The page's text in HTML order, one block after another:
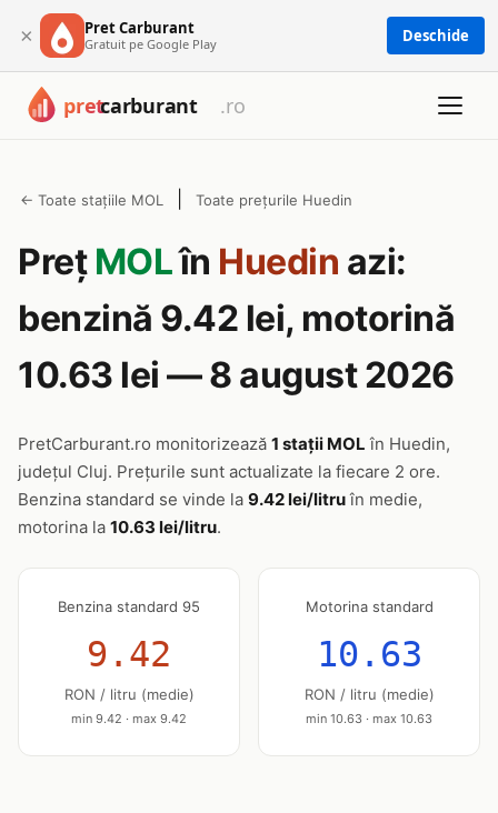
× Pret Carburant
Gratuit pe Google Play Deschide
← Toate stațiile MOL Toate prețurile Huedin
Preț MOLîn Huedin azi:
benzină 9.42 lei, motorină
10.63 lei — 8 august 2026
PretCarburant.ro monitorizează 1 stații MOL în Huedin,
județul Cluj. Prețurile sunt actualizate la fiecare 2 ore.
Benzina standard se vinde la 9.42 lei/litruîn medie,
motorina la 10.63 lei/litru.
Benzina standard 95
9.42
RON / litru (medie)
min 9.42 · max 9.42
Motorina standard
10.63
RON / litru (medie)
min 10.63 · max 10.63